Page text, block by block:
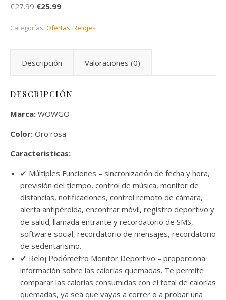
€27.99 El precio original era: €27.99.
€25.99El precio actual es: €25.99.
Categorías: Ofertas,Relojes
Descripción Valoraciones (0)
DESCRIPCIÓN
Marca: WOWGO
Color: Oro rosa
Caracteristicas:
✔ Múltiples Funciones – sincronización de fecha y hora,
previsión del tiempo, control de música, monitor de
distancias, notificaciones, control remoto de cámara,
alerta antipérdida, encontrar móvil, registro deportivo y
de salud; llamada entrante y recordatorio de SMS,
software social, recordatorio de mensajes, recordatorio
de sedentarismo.
✔ Reloj Podómetro Monitor Deportivo – proporciona
información sobre las calorías quemadas. Te permite
comparar las calorías consumidas con el total de calorías
quemadas, ya sea que vayas a correr o a probar una